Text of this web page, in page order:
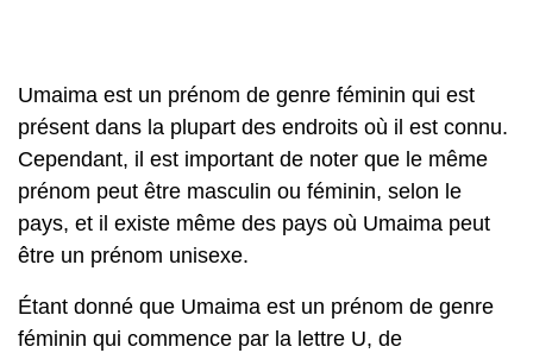
Umaima est un prénom de genre féminin qui est
présent dans la plupart des endroits où il est connu.
Cependant, il est important de noter que le même
prénom peut être masculin ou féminin, selon le
pays, et il existe même des pays où Umaima peut
être un prénom unisexe.
Étant donné que Umaima est un prénom de genre
féminin qui commence par la lettre U, de